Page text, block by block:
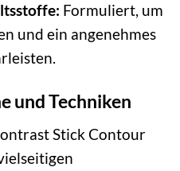
Formuliert, um
und ein angenehmes
und Techniken
Stick Contour